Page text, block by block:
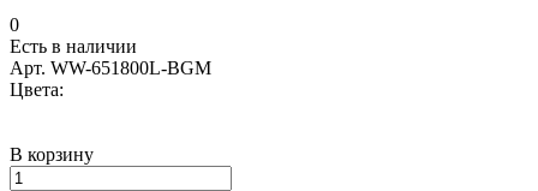
0
Есть в наличии
Арт. WW-651800L-BGM
Цвета:
В корзину